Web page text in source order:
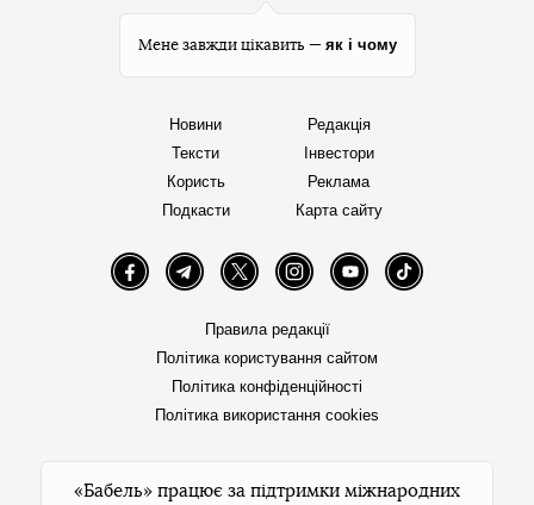
Мене завжди цікавить — як і чому
Новини
Тексти
Користь
Подкасти
Редакція
Інвестори
Реклама
Карта сайту
FacebookTelegramTwitter InstagramYouTube TikTok
Правила редакції
Політика користування сайтом
Політика конфіденційності
Політика використання cookies
«Бабель» працює за підтримки міжнародних